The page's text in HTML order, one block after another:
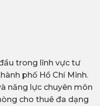
trong lĩnh vực tư
phố Hồ Chí Minh.
năng lực chuyên môn
cho thuê đa dạng